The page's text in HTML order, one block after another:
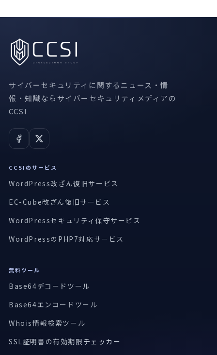
サイバーセキュリティに関するニュース・情
報・知識ならサイバーセキュリティメディアの
CCSI
CCSIのサービス
WordPress改ざん復旧サービス
EC-Cube改ざん復旧サービス
WordPressセキュリティ保守サービス
WordPressのPHP7対応サービス
無料ツール
Base64デコードツール
Base64エンコードツール
Whois情報検索ツール
SSL証明書の有効期限 チェッカー